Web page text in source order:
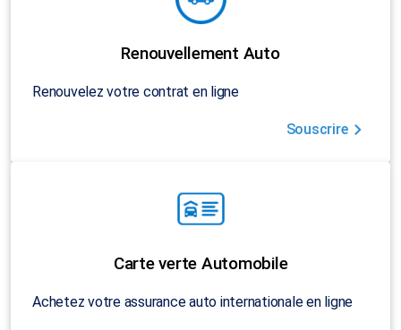
Renouvellement Auto
Renouvelez votre contrat en ligne
Souscrire
Carte verte Automobile
Achetez votre assurance auto internationale en ligne